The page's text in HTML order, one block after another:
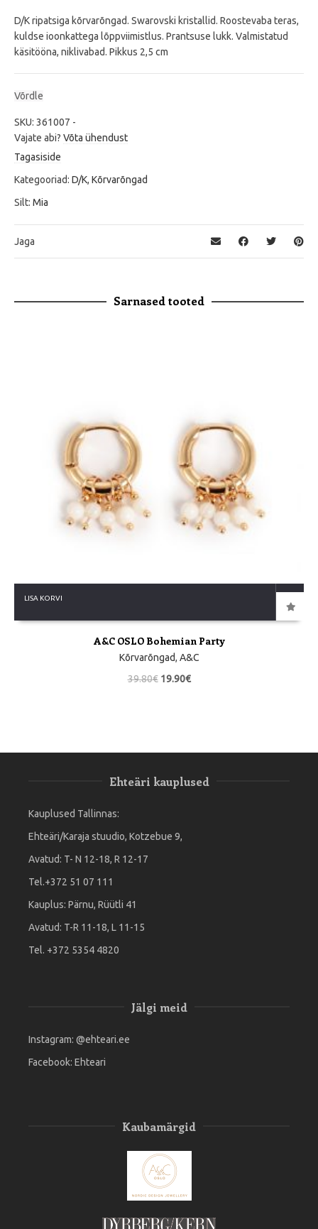
D/K ripatsiga kõrvarõngad. Swarovski kristallid. Roostevaba teras,
kuldse ioonkattega lõppviimistlus. Prantsuse lukk. Valmistatud
käsitööna, niklivabad. Pikkus 2,5 cm
Võrdle
SKU: 361007 -
Vajate abi? Võta ühendust
Tagasiside
Kategooriad: D/K, Kõrvarõngad
Silt: Mia
Jaga
Sarnased tooted
LISA KORVI
A&C OSLO Bohemian Party
Kõrvarõngad, A&C
39.80€ 19.90€
Ehteäri kauplused
Kauplused Tallinnas:
Ehteäri/Karaja stuudio, Kotzebue 9,
Avatud: T- N 12-18, R 12-17
Tel.+372 51 07 111
Kauplus: Pärnu, Rüütli 41
Avatud: T-R 11-18, L 11-15
Tel. +372 5354 4820
Jälgi meid
Instagram: @ehteari.ee
Facebook: Ehteari
Kaubamärgid